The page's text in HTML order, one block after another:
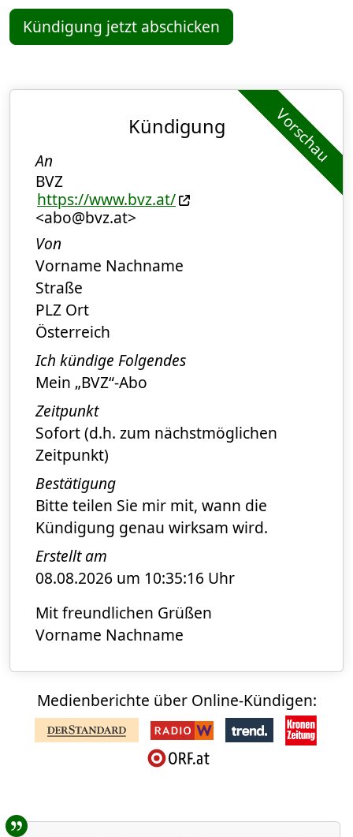
Kündigung jetzt abschicken
Vorschau
Kündigung
An
BVZ
https://www.bvz.at/
<abo@bvz.at>
Von
Vorname Nachname
Straße
PLZ Ort
Österreich
Ich kündige Folgendes
Mein „BVZ“-Abo
Zeitpunkt
Sofort (d.h. zum nächstmöglichen
Zeitpunkt)
Bestätigung
Bitte teilen Sie mir mit, wann die
Kündigung genau wirksam wird.
Erstellt am
08.08.2026 um 10:35:16 Uhr
Mit freundlichen Grüßen
Vorname Nachname
Medienberichte über Online-Kündigen: